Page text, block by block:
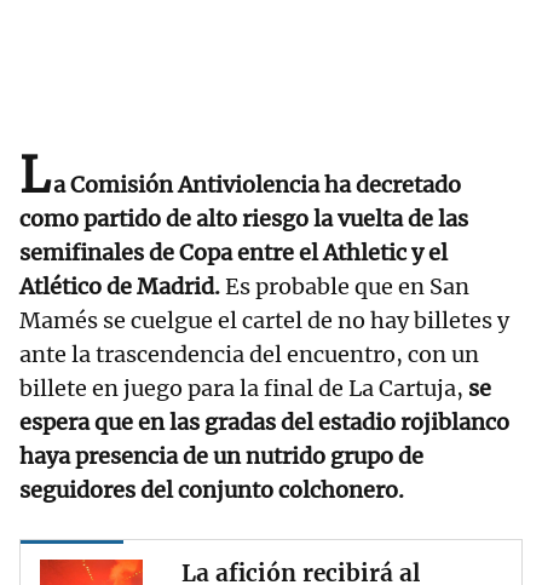
La Comisión Antiviolencia ha decretado
como partido de alto riesgo la vuelta de las
semifinales de Copa entre el Athletic y el
Atlético de Madrid.Es probable que en San
Mamés se cuelgue el cartel de no hay billetes y
ante la trascendencia del encuentro, con un
billete en juego para la final de La Cartuja, se
espera que en las gradas del estadio rojiblanco
haya presencia de un nutrido grupo de
seguidores del conjunto colchonero.
La afición recibirá al